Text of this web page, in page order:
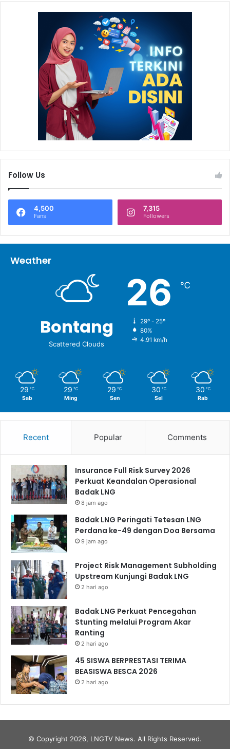
Panitia menyiapkan aneka doorprize untuk para peserta jalan
Pada kegiatan ini, panitia juga telah menyiapkan aneka
doorprize menarik untuk para peserta jalan sehat.
Pengurus Yaumil LNG Badak Sudoto menambahkan bahwa
umat muslim di Kota Bontang (*),
Follow Us
4,500
Fans
7,315
Followers
Weather
Bontang
Scattered Clouds
26 ℃
29º - 25º
80%
4.91 km/h
29 ℃
Sab
29 ℃
Ming
29 ℃
Sen
30 ℃
Sel
30 ℃
Rab
Recent Popular Comments
Insurance Full Risk Survey 2026
Perkuat Keandalan Operasional
Badak LNG
8 jam ago
Badak LNG Peringati Tetesan LNG
Perdana ke-49 dengan Doa Bersama
9 jam ago
Project Risk Management Subholding
Upstream Kunjungi Badak LNG
2 hari ago
Badak LNG Perkuat Pencegahan
Stunting melalui Program Akar
Ranting
2 hari ago
45 SISWA BERPRESTASI TERIMA
BEASISWA BESCA 2026
2 hari ago
© Copyright 2026, LNGTV News. All Rights Reserved.